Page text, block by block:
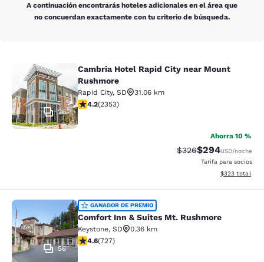
A continuación encontrarás hoteles adicionales en el área que
no concuerdan exactamente con tu criterio de búsqueda.
Cambria Hotel Rapid City near
26
Cambria Hotel Rapid City near Mount
Rushmore
Rapid City, SD
31.06 km
Calificación de 4.19 estrellas. Muy bueno. 2353
4.2(2353)
Ahorra 10 %
Tarifa tachada:
$326Tarifa reducida:
$294USD/noche
Tarifa para socios
Ver detalles
$323 total
Comfort Inn & Suites Mt. Rushmore
56
GANADOR DE PREMIO
Comfort Inn & Suites Mt. Rushmore
Keystone, SD
0.36 km
Calificación de 4.56 estrellas. Excelente. 727 reseñas
4.6(727)